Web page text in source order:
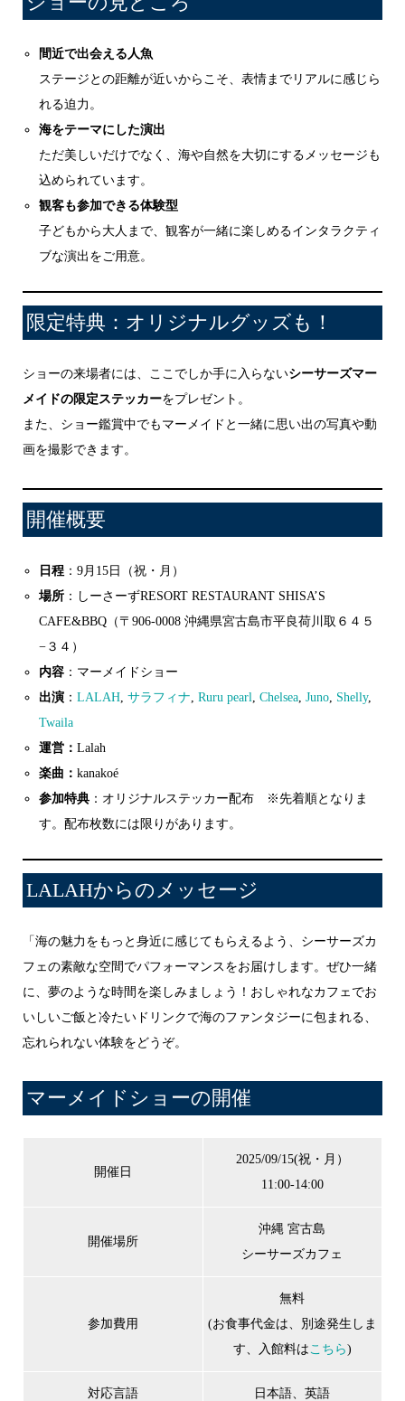
間近で出会える人魚
ステージとの距離が近いからこそ、表情までリアルに感じら
れる迫力。
海をテーマにした演出
ただ美しいだけでなく、海や自然を大切にするメッセージも
込められています。
観客も参加できる体験型
子どもから大人まで、観客が一緒に楽しめるインタラクティ
ブな演出をご用意。
限定特典：オリジナルグッズも！
ショーの来場者には、ここでしか手に入らないシーサーズマー
メイドの限定ステッカーをプレゼント。
また、ショー鑑賞中でもマーメイドと一緒に思い出の写真や動
画を撮影できます。
開催概要
日程 ：9月15日（祝・月）
場所 ：しーさーずRESORT RESTAURANT SHISA’S
CAFE&BBQ（〒906-0008 沖縄県宮古島市平良荷川取６４５
−３４）
内容 ：マーメイドショー
出演 ：LALAH,サラフィナ,Ruru pearl,Chelsea,Juno, Shelly,
Twaila
運営：Lalah
楽曲：kanakoé
参加特典 ：オリジナルステッカー配布 ※先着順となりま
す。配布枚数には限りがあります。
LALAHからのメッセージ
「海の魅力をもっと身近に感じてもらえるよう、シーサーズカ
フェの素敵な空間でパフォーマンスをお届けします。ぜひ一緒
に、夢のような時間を楽しみましょう！おしゃれなカフェでお
いしいご飯と冷たいドリンクで海のファンタジーに包まれる、
忘れられない体験をどうぞ。
マーメイドショーの開催
開催日
2025/09/15(祝・月）
11:00-14:00
開催場所
沖縄 宮古島
シーサーズカフェ
参加費用
無料
(お食事代金は、別途発生しま
す、入館料はこちら)
対応言語 日本語、英語